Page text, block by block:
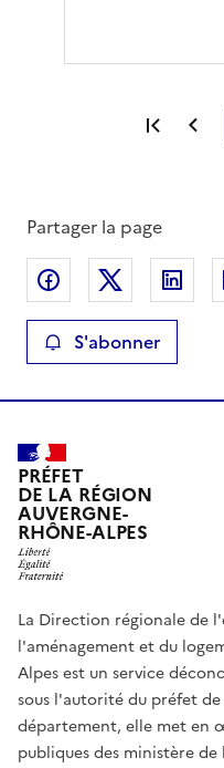
Partager la page
Partager surPartager
S'abonner
PRÉFET
DE LA RÉGION
AUVERGNE-
RHÔNE-ALPES
La Direction régionale de
l'aménagement et du
Alpes est un service
sous l'autorité du préfet
département, elle met en
publiques des ministère